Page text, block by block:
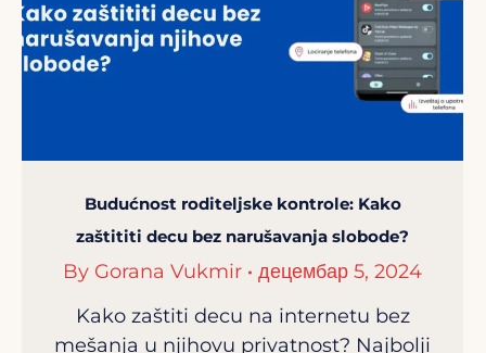
Budućnost roditeljske kontrole: Kako
zaštititi decu bez narušavanja slobode?
By Gorana Vukmir
децембар 5, 2024
Kako zaštiti decu na internetu bez
mešanja u njihovu privatnost? Najbolji